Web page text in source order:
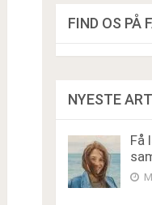
FIND OS PÅ
NYESTE
Få